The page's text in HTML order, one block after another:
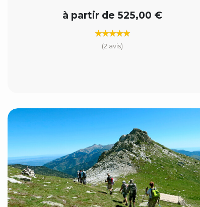
à partir de 525,00 €
(2 avis)